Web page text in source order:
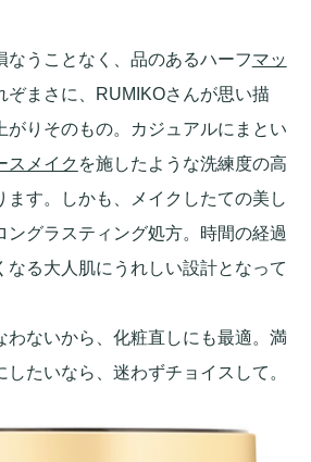
なうことなく、品のあるハーフマッ
ぞまさに、RUMIKOさんが思い描
がりそのもの。カジュアルにまとい
スメイク を施したような洗練度の高
ます。しかも、メイクしたての美し
ングラスティング処方。時間の経過
なる大人肌にうれしい設計となって
わないから、化粧直しにも最適。満
たいなら、迷わずチョイスして。